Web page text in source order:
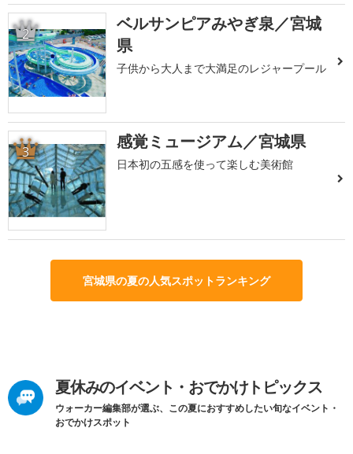
2
ベルサンピアみやぎ泉／宮城
県
子供から大人まで大満足のレジャープール
3 感覚ミュージアム／宮城県
日本初の五感を使って楽しむ美術館
宮城県の夏の人気スポットランキング
夏休みのイベント・おでかけトピックス
ウォーカー編集部が選ぶ、この夏におすすめしたい旬なイベント・
おでかけスポット